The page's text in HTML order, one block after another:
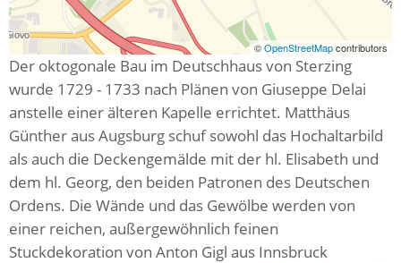
©OpenStreetMapcontributors
Der oktogonale Bau im Deutschhaus von Sterzing
wurde 1729 - 1733 nach Plänen von Giuseppe Delai
anstelle einer älteren Kapelle errichtet. Matthäus
Günther aus Augsburg schuf sowohl das Hochaltarbild
als auch die Deckengemälde mit der hl. Elisabeth und
dem hl. Georg, den beiden Patronen des Deutschen
Ordens. Die Wände und das Gewölbe werden von
einer reichen, außergewöhnlich feinen
Stuckdekoration von Anton Gigl aus Innsbruck